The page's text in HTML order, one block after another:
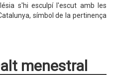
s'hi esculpí l'escut amb les
símbol de la pertinença
menestral